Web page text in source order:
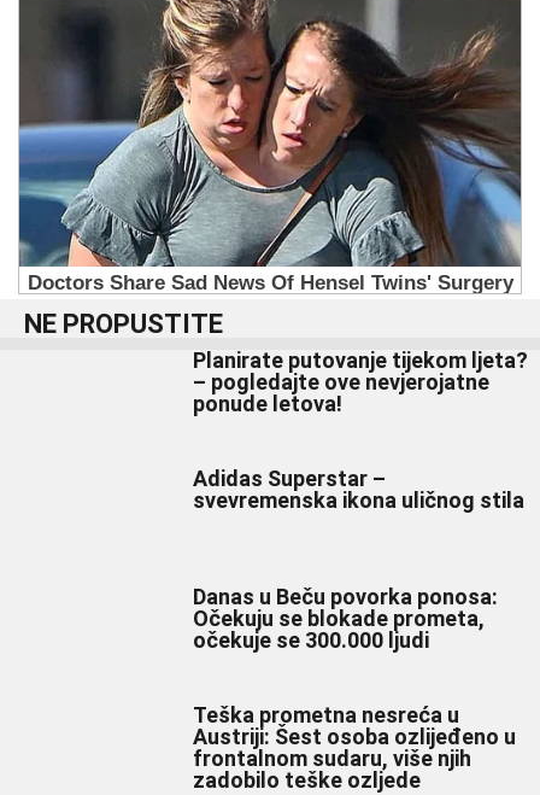
NE PROPUSTITE
Planirate putovanje tijekom ljeta?
– pogledajte ove nevjerojatne
ponude letova!
Adidas Superstar –
svevremenska ikona uličnog stila
Danas u Beču povorka ponosa:
Očekuju se blokade prometa,
očekuje se 300.000 ljudi
Teška prometna nesreća u
Austriji: Šest osoba ozlijeđeno u
frontalnom sudaru, više njih
zadobilo teške ozljede